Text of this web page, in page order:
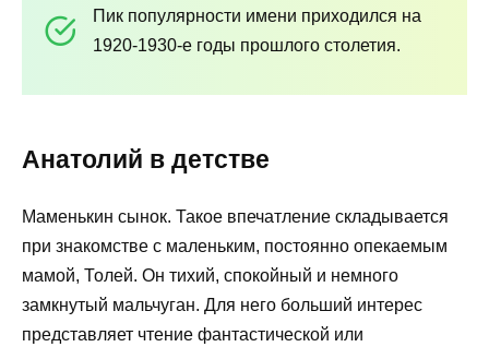
Пик популярности имени приходился на
1920-1930-е годы прошлого столетия.
Анатолий в детстве
Маменькин сынок. Такое впечатление складывается
при знакомстве с маленьким, постоянно опекаемым
мамой, Толей. Он тихий, спокойный и немного
замкнутый мальчуган. Для него больший интерес
представляет чтение фантастической или